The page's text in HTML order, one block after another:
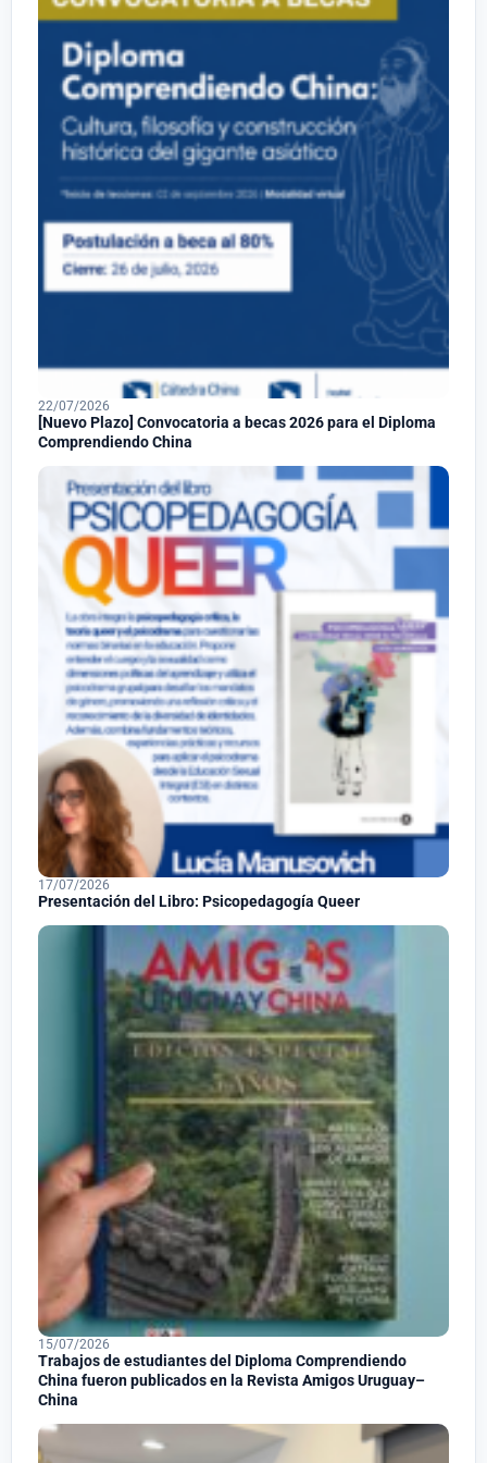
22/07/2026
[Nuevo Plazo] Convocatoria a becas 2026 para el Diploma
Comprendiendo China
17/07/2026
Presentación del Libro: Psicopedagogía Queer
15/07/2026
Trabajos de estudiantes del Diploma Comprendiendo
China fueron publicados en la Revista Amigos Uruguay–
China